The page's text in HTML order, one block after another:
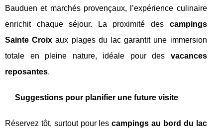
Bauduen et marchés provençaux, l’expérience culinaire
enrichit chaque séjour. La proximité des campings
Sainte Croix aux plages du lac garantit une immersion
totale en pleine nature, idéale pour des vacances
reposantes.
Suggestions pour planifier une future visite
Réservez tôt, surtout pour lescampings au bord du lac